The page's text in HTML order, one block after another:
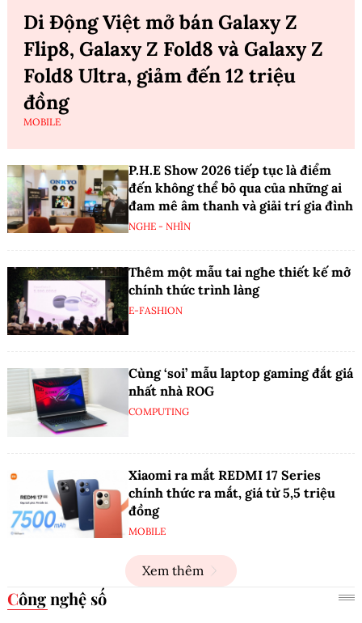
Di Động Việt mở bán Galaxy Z
Flip8, Galaxy Z Fold8 và Galaxy Z
Fold8 Ultra, giảm đến 12 triệu
đồng
MOBILE
P.H.E Show 2026 tiếp tục là điểm
đến không thể bỏ qua của những ai
đam mê âm thanh và giải trí gia đình
NGHE - NHÌN
Thêm một mẫu tai nghe thiết kế mở
chính thức trình làng
E-FASHION
Cùng ‘soi’ mẫu laptop gaming đắt giá
nhất nhà ROG
COMPUTING
Xiaomi ra mắt REDMI 17 Series
chính thức ra mắt, giá từ 5,5 triệu
đồng
MOBILE
Xem thêm
Công nghệ số